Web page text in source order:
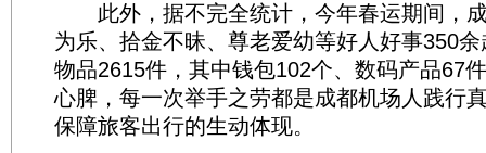
此外，据不完全统计，今年春运期间，
为乐、拾金不昧、尊老爱幼等好人好事350
物品2615件，其中钱包102个、数码产品67
心脾，每一次举手之劳都是成都机场人践行
保障旅客出行的生动体现。